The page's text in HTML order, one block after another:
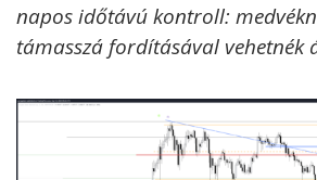
napos időtávú kontroll:
támasszá fordításával vehetnék